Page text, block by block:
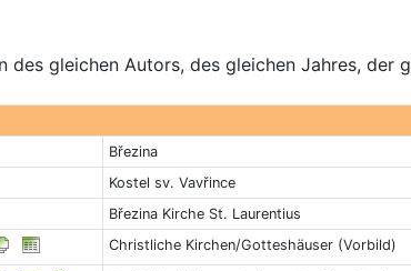
gleichen Autors, des gleichen Jahres,
Březina
Kostel sv. Vavřince
Březina Kirche St. Laurentius
Christliche Kirchen/Gotteshäuser (Vorbild)